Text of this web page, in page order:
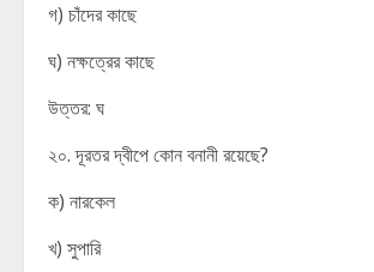
গ) চাঁদের কাছে
ঘ) নক্ষত্রের কাছে
উত্তর: ঘ
২০. দূরতর দ্বীপে কোন বনানী রয়েছে?
ক) নারকেল
খ) সুপারি